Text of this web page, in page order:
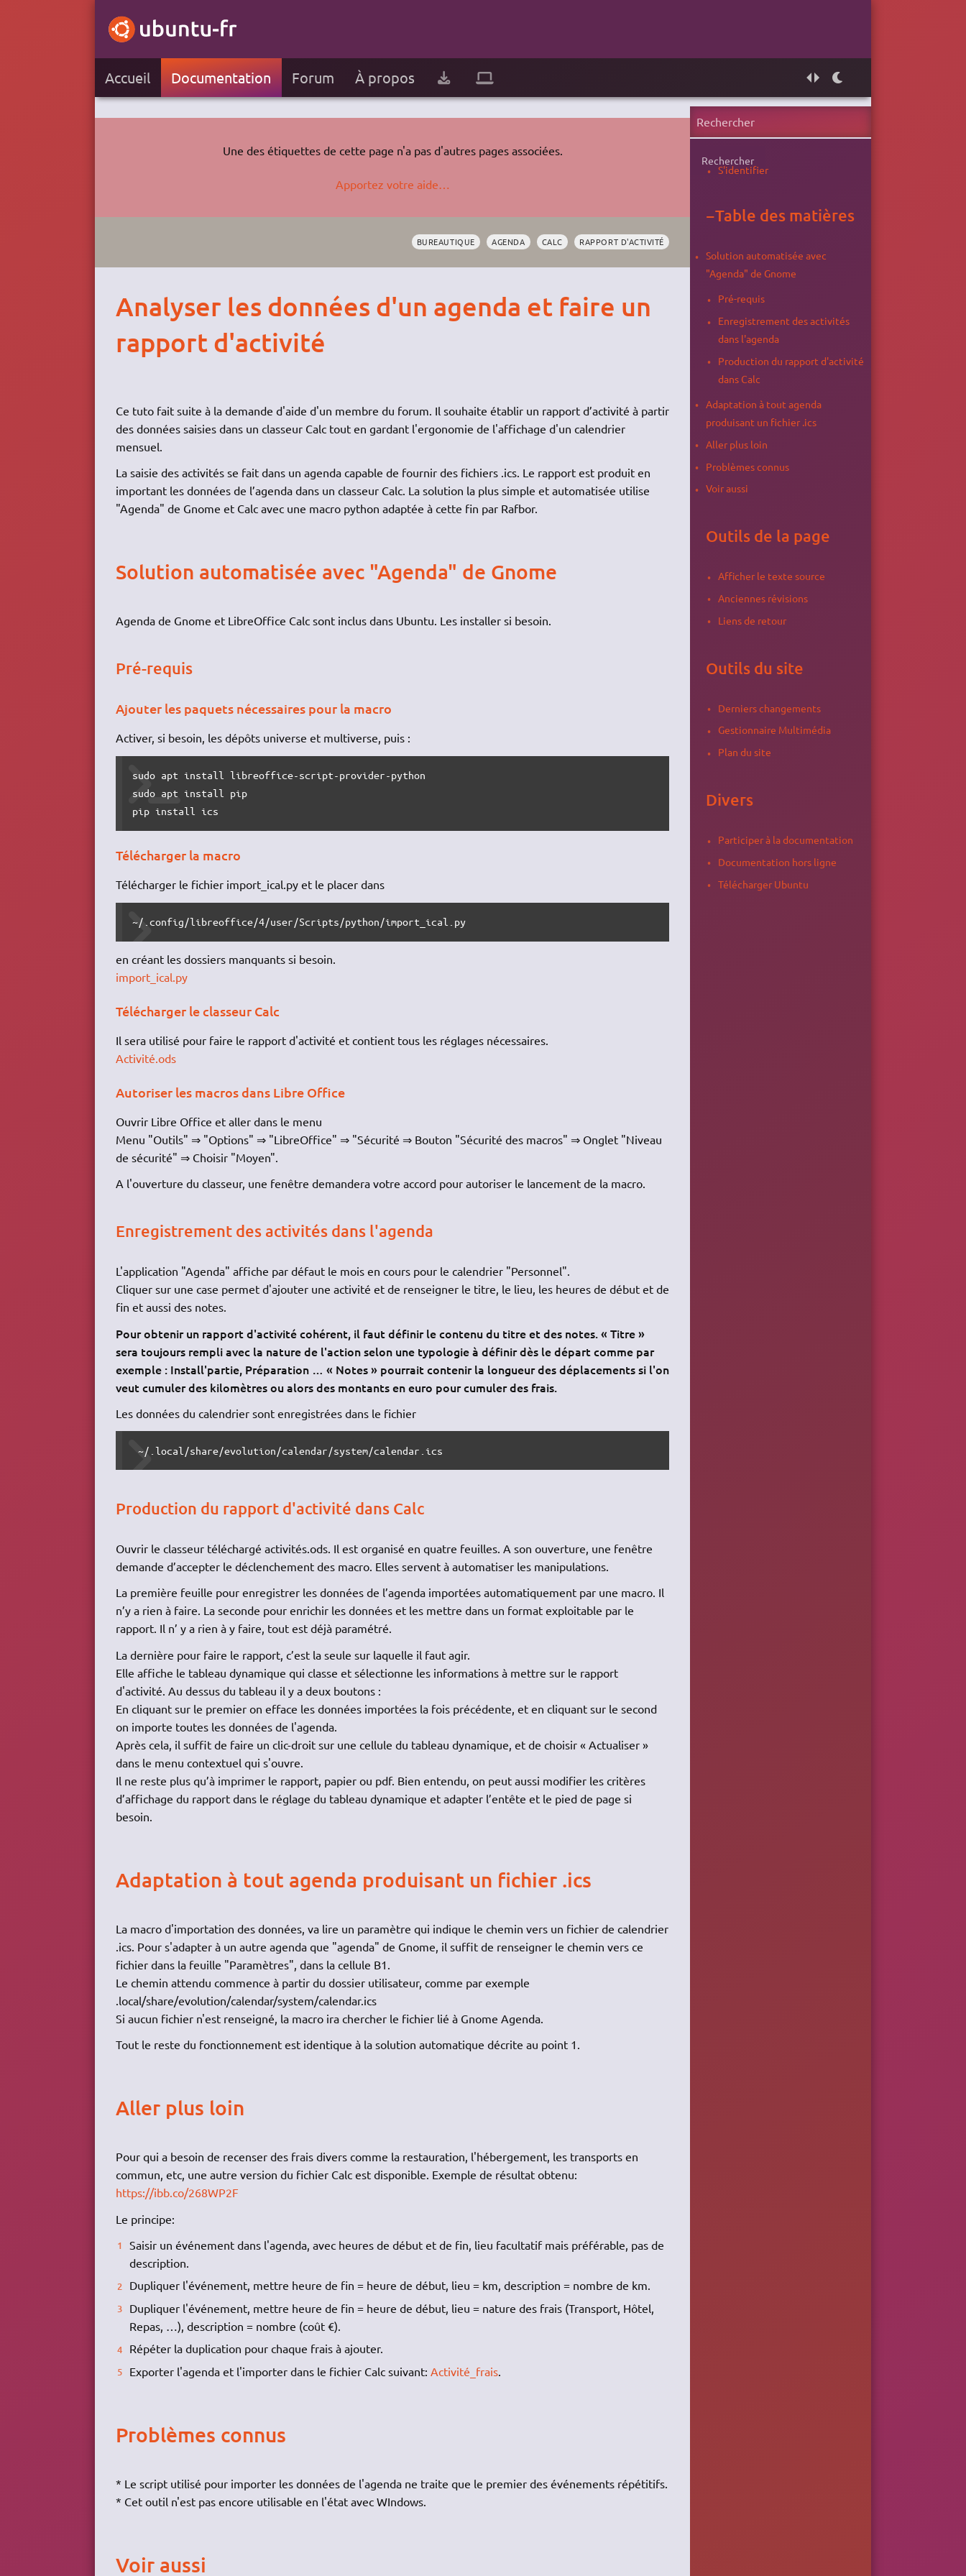
Accueil Documentation Forum À propos
Une des étiquettes de cette page n'a pas d'autres pages associées.
Apportez votre aide…
BUREAUTIQUE AGENDA CALC RAPPORT D'ACTIVITÉ
Analyser les données d'un agenda et faire un
rapport d'activité
Ce tuto fait suite à la demande d'aide d'un membre du forum. Il souhaite établir un rapport d’activité à partir
des données saisies dans un classeur Calc tout en gardant l'ergonomie de l'affichage d'un calendrier
mensuel.
La saisie des activités se fait dans un agenda capable de fournir des fichiers .ics. Le rapport est produit en
important les données de l’agenda dans un classeur Calc. La solution la plus simple et automatisée utilise
"Agenda" de Gnome et Calc avec une macro python adaptée à cette fin par Rafbor.
Solution automatisée avec "Agenda" de Gnome
Agenda de Gnome et LibreOffice Calc sont inclus dans Ubuntu. Les installer si besoin.
Pré-requis
Ajouter les paquets nécessaires pour la macro
Activer, si besoin, les dépôts universe et multiverse, puis :
sudo apt install libreoffice-script-provider-python
sudo apt install pip
pip install ics
Télécharger la macro
Télécharger le fichier import_ical.py et le placer dans
~/.config/libreoffice/4/user/Scripts/python/import_ical.py
en créant les dossiers manquants si besoin.
import_ical.py
Télécharger le classeur Calc
Il sera utilisé pour faire le rapport d'activité et contient tous les réglages nécessaires.
Activité.ods
Autoriser les macros dans Libre Office
Ouvrir Libre Office et aller dans le menu
Menu "Outils" ⇒ "Options" ⇒ "LibreOffice" ⇒ "Sécurité ⇒ Bouton "Sécurité des macros" ⇒ Onglet "Niveau
de sécurité" ⇒ Choisir "Moyen".
A l'ouverture du classeur, une fenêtre demandera votre accord pour autoriser le lancement de la macro.
Enregistrement des activités dans l'agenda
L'application "Agenda" affiche par défaut le mois en cours pour le calendrier "Personnel".
Cliquer sur une case permet d'ajouter une activité et de renseigner le titre, le lieu, les heures de début et de
fin et aussi des notes.
Pour obtenir un rapport d'activité cohérent, il faut définir le contenu du titre et des notes. « Titre »
sera toujours rempli avec la nature de l'action selon une typologie à définir dès le départ comme par
exemple : Install'partie, Préparation … « Notes » pourrait contenir la longueur des déplacements si l'on
veut cumuler des kilomètres ou alors des montants en euro pour cumuler des frais.
Les données du calendrier sont enregistrées dans le fichier
~/.local/share/evolution/calendar/system/calendar.ics
Production du rapport d'activité dans Calc
Ouvrir le classeur téléchargé activités.ods. Il est organisé en quatre feuilles. A son ouverture, une fenêtre
demande d’accepter le déclenchement des macro. Elles servent à automatiser les manipulations.
La première feuille pour enregistrer les données de l’agenda importées automatiquement par une macro. Il
n’y a rien à faire. La seconde pour enrichir les données et les mettre dans un format exploitable par le
rapport. Il n’ y a rien à y faire, tout est déjà paramétré.
La dernière pour faire le rapport, c’est la seule sur laquelle il faut agir.
Elle affiche le tableau dynamique qui classe et sélectionne les informations à mettre sur le rapport
d'activité. Au dessus du tableau il y a deux boutons :
En cliquant sur le premier on efface les données importées la fois précédente, et en cliquant sur le second
on importe toutes les données de l'agenda.
Après cela, il suffit de faire un clic-droit sur une cellule du tableau dynamique, et de choisir « Actualiser »
dans le menu contextuel qui s'ouvre.
Il ne reste plus qu’à imprimer le rapport, papier ou pdf. Bien entendu, on peut aussi modifier les critères
d’affichage du rapport dans le réglage du tableau dynamique et adapter l’entête et le pied de page si
besoin.
Adaptation à tout agenda produisant un fichier .ics
La macro d'importation des données, va lire un paramètre qui indique le chemin vers un fichier de calendrier
.ics. Pour s'adapter à un autre agenda que "agenda" de Gnome, il suffit de renseigner le chemin vers ce
fichier dans la feuille "Paramètres", dans la cellule B1.
Le chemin attendu commence à partir du dossier utilisateur, comme par exemple
.local/share/evolution/calendar/system/calendar.ics
Si aucun fichier n'est renseigné, la macro ira chercher le fichier lié à Gnome Agenda.
Tout le reste du fonctionnement est identique à la solution automatique décrite au point 1.
Aller plus loin
Pour qui a besoin de recenser des frais divers comme la restauration, l'hébergement, les transports en
commun, etc, une autre version du fichier Calc est disponible. Exemple de résultat obtenu:
https://ibb.co/268WP2F
Le principe:
Saisir un événement dans l'agenda, avec heures de début et de fin, lieu facultatif mais préférable, pas de
description.
Dupliquer l'événement, mettre heure de fin = heure de début, lieu = km, description = nombre de km.
Dupliquer l'événement, mettre heure de fin = heure de début, lieu = nature des frais (Transport, Hôtel,
Repas, …), description = nombre (coût €).
Répéter la duplication pour chaque frais à ajouter.
Exporter l'agenda et l'importer dans le fichier Calc suivant: Activité_frais
Problèmes connus
* Le script utilisé pour importer les données de l'agenda ne traite que le premier des événements répétitifs.
* Cet outil n'est pas encore utilisable en l'état avec WIndows.
Voir aussi
Rechercher
S'identifier
−Table des matières
Solution automatisée avec
"Agenda" de Gnome
Pré-requis
Enregistrement des activités
dans l'agenda
Production du rapport d'activité
dans Calc
Adaptation à tout agenda
produisant un fichier .ics
Aller plus loin
Problèmes connus
Voir aussi
Outils de la page
Afficher le texte source
Anciennes révisions
Liens de retour
Outils du site
Derniers changements
Gestionnaire Multimédia
Plan du site
Divers
Participer à la documentation
Documentation hors ligne
Télécharger Ubuntu